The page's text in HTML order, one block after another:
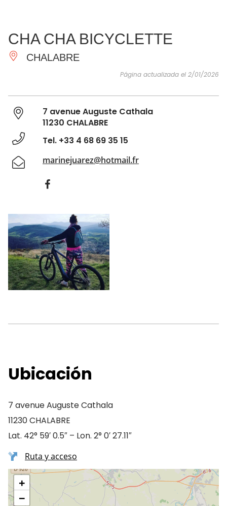
IMPRESCINDIBLES
HACER
INSPIRACIONES
CHA CHA BICYCLETTE
CHALABRE
Página actualizada el 2/01/2026
7 avenue Auguste Cathala
11230 CHALABRE
Tel. +33 4 68 69 35 15
marinejuarez@hotmail.fr
Ubicación
7 avenue Auguste Cathala
11230 CHALABRE
Lat. 42° 59′ 0.5″ – Lon. 2° 0′ 27.11″
Ruta y acceso
+
−